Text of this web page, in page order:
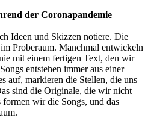
der Coronapandemie
Ideen und Skizzen notiere. Die
Proberaum. Manchmal entwickeln
mit einem fertigen Text, den wir
entstehen immer aus einer
auf, markieren die Stellen, die uns
sind die Originale, die wir nicht
wir die Songs, und das